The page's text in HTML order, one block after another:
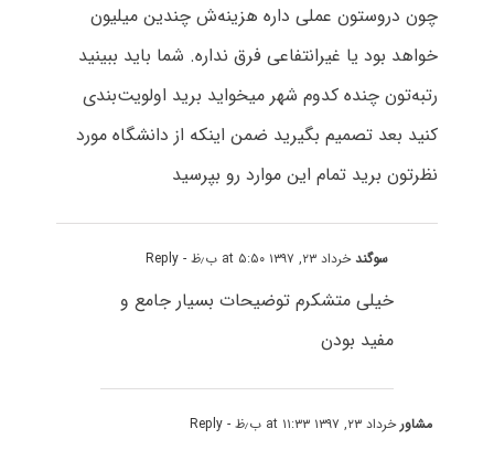
چون دروستون عملی داره هزینه‌ش چندین میلیون
خواهد بود یا غیرانتفاعی فرق نداره. شما باید ببینید
رتبه‌تون چنده کدوم شهر میخواید برید اولویت‌بندی
کنید بعد تصمیم بگیرید ضمن اینکه از دانشگاه مورد
نظرتون برید تمام این موارد رو بپرسید
سوگندخرداد ۲۳, ۱۳۹۷ at ۵:۵۰ ب٫ظ - Reply
خیلی متشکرم توضیحات بسیار جامع و
مفید بودن
مشاور خرداد ۲۳, ۱۳۹۷ at ۱۱:۳۳ ب٫ظ - Reply